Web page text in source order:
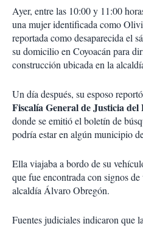
Ayer, entre las 10:00 y 11:00
una mujer identificada como
reportada como desaparecida el
su domicilio en Coyoacán para
construcción ubicada en la
Un día después, su esposo
Fiscalía General de Justicia
donde se emitió el boletín de
podría estar en algún municipio
Ella viajaba a bordo de su
que fue encontrada con signos
alcaldía Álvaro Obregón.
Fuentes judiciales indicaron que